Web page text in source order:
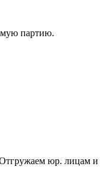
партию.
юр. лицам